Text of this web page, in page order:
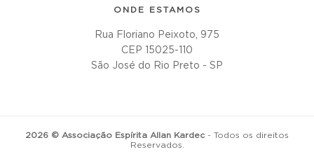
ONDE ESTAMOS
Rua Floriano Peixoto, 975
CEP 15025-110
São José do Rio Preto - SP
2026 © Associação Espírita Allan Kardec - Todos os direitos
Reservados.